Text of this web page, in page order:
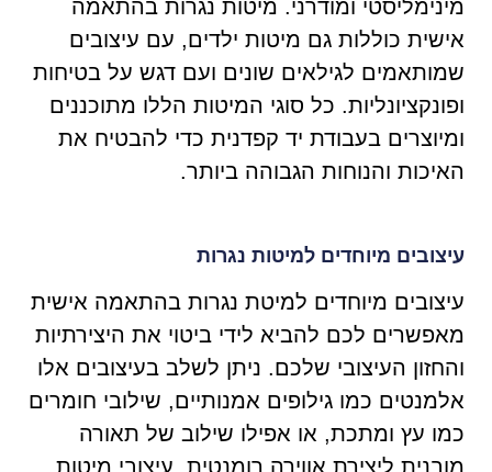
מינימליסטי ומודרני. מיטות נגרות בהתאמה
אישית כוללות גם מיטות ילדים, עם עיצובים
שמותאמים לגילאים שונים ועם דגש על בטיחות
ופונקציונליות. כל סוגי המיטות הללו מתוכננים
ומיוצרים בעבודת יד קפדנית כדי להבטיח את
האיכות והנוחות הגבוהה ביותר.
עיצובים מיוחדים למיטות נגרות
עיצובים מיוחדים למיטת נגרות בהתאמה אישית
מאפשרים לכם להביא לידי ביטוי את היצירתיות
והחזון העיצובי שלכם. ניתן לשלב בעיצובים אלו
אלמנטים כמו גילופים אמנותיים, שילובי חומרים
כמו עץ ומתכת, או אפילו שילוב של תאורה
מובנית ליצירת אווירה רומנטית. עיצובי מיטות